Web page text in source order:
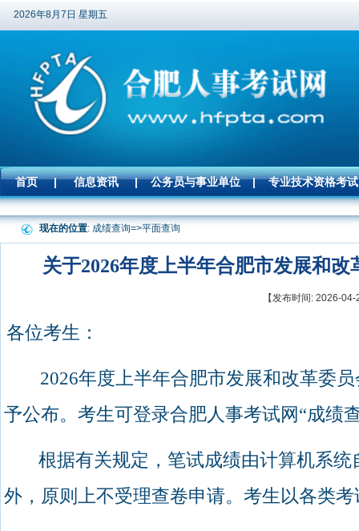
2026年8月7日 星期五
首页 | 信息资讯 | 公务员与事业单位 | 专业技术资格考试
现在的位置: 成绩查询=>平面查询
关于2026年度上半年合肥市发展和
【发布时间: 2026-
各位考生：
2026年度上半年合肥市发展和改革委
予公布。考生可登录合肥人事考试网“成绩
根据有关规定，笔试成绩由计算机系
外，原则上不受理查卷申请。考生以各类